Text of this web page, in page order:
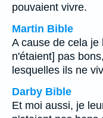
pouvaient vivre.
Martin Bible
A cause de cela je
n'étaient] pas
lesquelles ils ne
Darby Bible
Et moi aussi, je